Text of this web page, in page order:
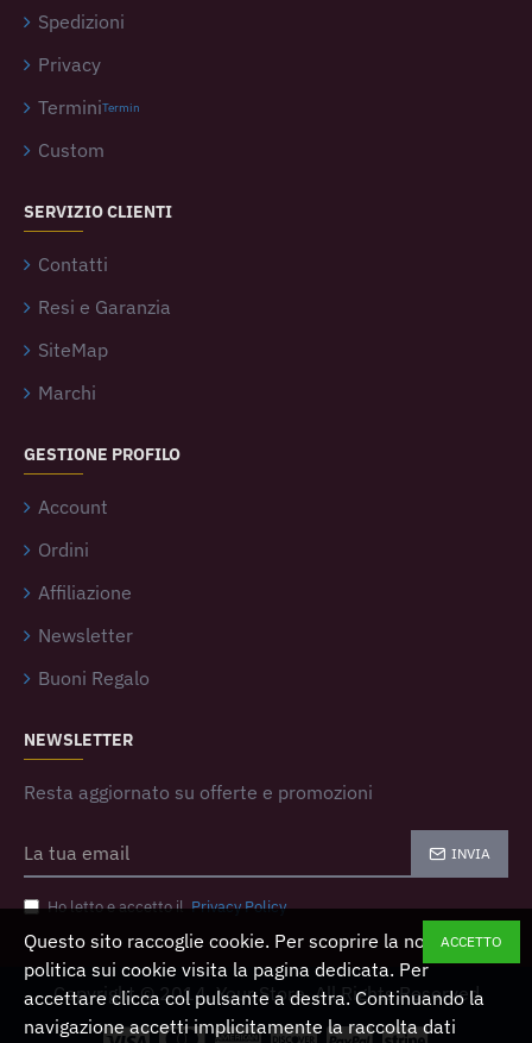
Spedizioni
Privacy
TerminiTermin
Custom
SERVIZIO CLIENTI
Contatti
Resi e Garanzia
SiteMap
Marchi
GESTIONE PROFILO
Account
Ordini
Affiliazione
Newsletter
Buoni Regalo
NEWSLETTER
Resta aggiornato su offerte e promozioni
INVIA
Ho letto e accetto ilPrivacy Policy
Copyright © 2014, Your Store, All Rights Reserved
ACCETTO
Questo sito raccoglie cookie. Per scoprire la nostra
politica sui cookie visita la pagina dedicata. Per
accettare clicca col pulsante a destra. Continuando la
navigazione accetti implicitamente la raccolta dati